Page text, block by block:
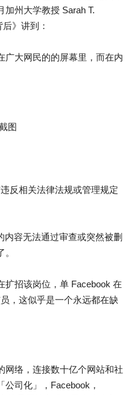
加州大学教授 Sarah T.
》讲到：
广大网民的的屏幕里，而在内
图
反相关法律法规或管理规定
容无法通过审查或突然被删
扩招该岗位，单 Facebook 在
，这似乎是一个永远都在缺
网络，连接数十亿个网站和社
司化」，Facebook，